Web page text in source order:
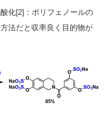
化[2]：ポリフェノールの
法だと収率良く目的物が